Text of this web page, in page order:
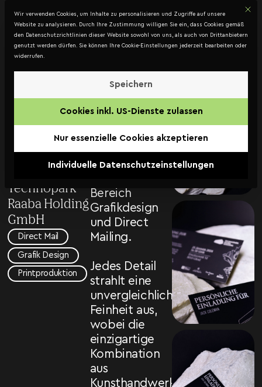
Kontakt
Technopark
Holding
—
Direct
Mailing
Technopark
Raaba Holding
GmbH
Direct Mail
Grafik Design
Printproduktion
Dieses Projekt,
uns realisiert,
verkörpert die
Essenz unserer
Bereich
Grafikdesign
und Direct
Mailing.
Jedes Detail
strahlt eine
unvergleichliche
Feinheit aus,
wobei die
einzigartige
Kombination
aus
Kunsthandwerk
Mit
DATENSCHUTZ
Wir verwenden Cookies, um Inhalte zu personalisieren und Zugriffe auf unsere
Website zu analysieren. Durch Ihre Zustimmung willigen Sie ein, dass Cookies gemäß
den Datenschutzrichtlinien dieser Website sowohl von uns, als auch von Drittanbietern
genutzt werden dürfen. Sie können Ihre Cookie-Einstellungen jederzeit bearbeiten oder
widerrufen.
Speichern
Cookies inkl. US-Dienste zulassen
Nur essenzielle Cookies akzeptieren
Individuelle Datenschutzeinstellungen